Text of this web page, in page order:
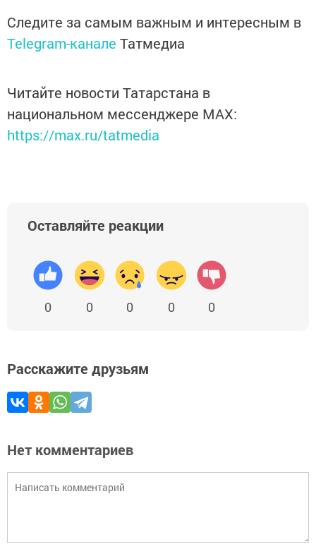
Следите за самым важным и интересным в
Telegram-канале Татмедиа
Читайте новости Татарстана в
национальном мессенджере MАХ:
https://max.ru/tatmedia
Оставляйте реакции
0 0 0 0 0
Расскажите друзьям
Нет комментариев